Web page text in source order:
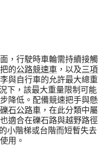
，行駛時車輪需持續接觸
的公路競速車 ，以及三項
與自行車的允許最大總重
下，該最大重量限制可能
降低。配備競速把手與懸
礫石公路車 ，在此分類中屬
適合在礫石路與越野路徑
小階梯或台階而短暫失去
用。